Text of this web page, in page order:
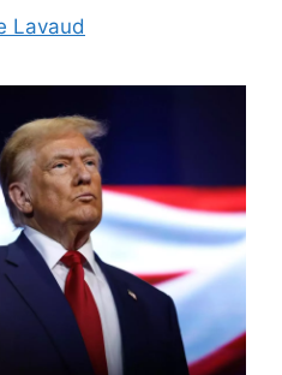
Lavaud